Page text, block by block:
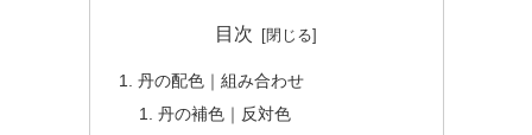
目次
丹の配色｜組み合わせ
丹の補色｜反対色